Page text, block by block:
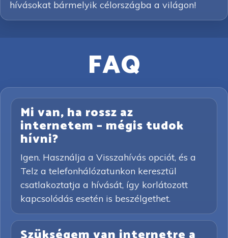
hívásokat bármelyik célországba a világon!
FAQ
Mi van, ha rossz az
internetem – mégis tudok
hívni?
Igen. Használja a Visszahívás opciót, és a
Telz a telefonhálózatunkon keresztül
csatlakoztatja a hívását, így korlátozott
kapcsolódás esetén is beszélgethet.